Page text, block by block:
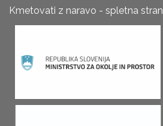
Kmetovati z naravo - spletna stran